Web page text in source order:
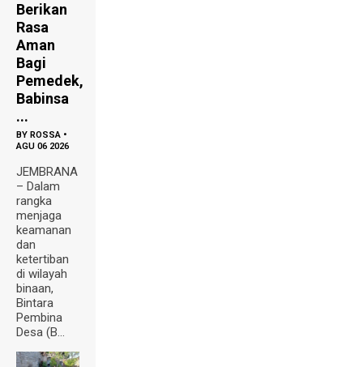
Berikan
Rasa
Aman
Bagi
Pemedek,
Babinsa
...
BY ROSSA •
AGU 06 2026
JEMBRANA
– Dalam
rangka
menjaga
keamanan
dan
ketertiban
di wilayah
binaan,
Bintara
Pembina
Desa (B...